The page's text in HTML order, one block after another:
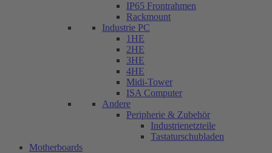
IP65 Frontrahmen
Rackmount
Industrie PC
1HE
2HE
3HE
4HE
Midi-Tower
ISA Computer
Andere
Peripherie & Zubehör
Industrienetzteile
Tastaturschubladen
Motherboards